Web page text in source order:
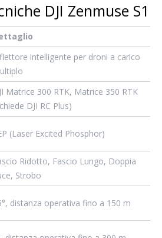
DJI Zenmuse S1
intelligente per droni a carico
Matrice 300 RTK, Matrice 350 RTK
DJI RC Plus)
(Laser Excited Phosphor)
Ridotto, Fascio Lungo, Doppia
Strobo
distanza operativa fino a 150 m